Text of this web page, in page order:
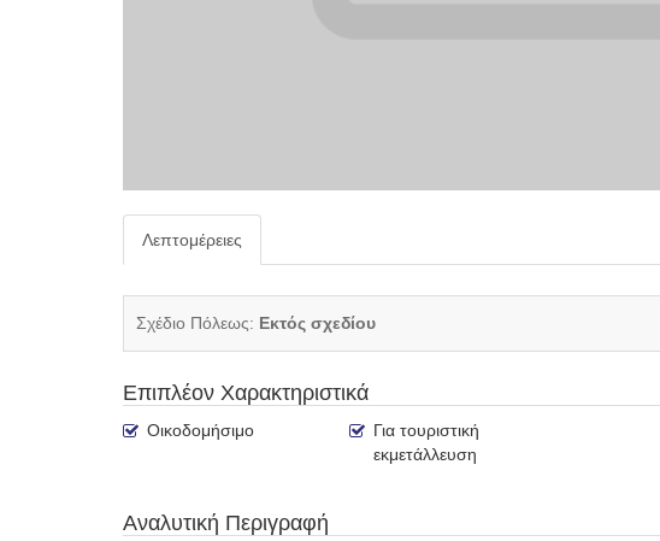
Λεπτομέρειες
Σχέδιο Πόλεως: Εκτός σχεδίου
Επιπλέον Χαρακτηριστικά
Οικοδομήσιμο
Για τουριστική
εκμετάλλευση
Αναλυτική Περιγραφή